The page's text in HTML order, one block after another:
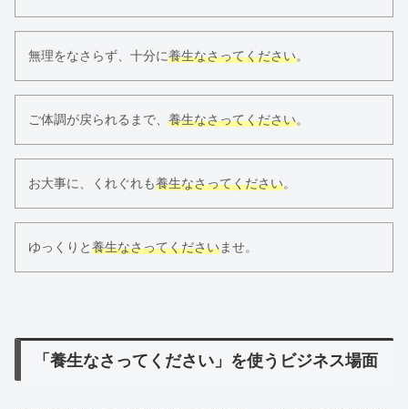
無理をなさらず、十分に養生なさってください。
ご体調が戻られるまで、 養生なさってください。
お大事に、くれぐれも養生なさってください。
ゆっくりと養生なさってくださいませ。
「養生なさってください」を使うビジネス場面